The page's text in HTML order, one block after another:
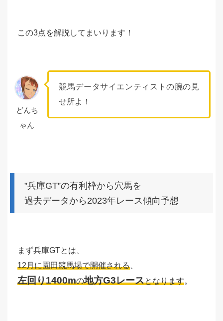
この3点を解説してまいります！
どんち
ゃん
競馬データサイエンティストの腕の見
せ所よ！
”兵庫GT”の有利枠から穴馬を
過去データから2023年レース傾向予想
まず兵庫GTとは、
12月に園田競馬場で開催される
左回り1400mの地方G3レースとなります。